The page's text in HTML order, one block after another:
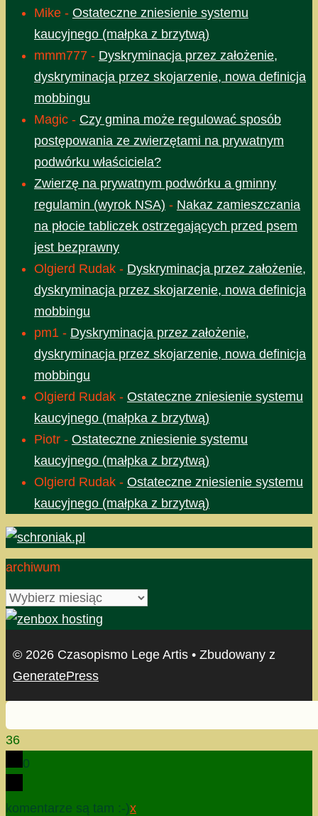
Mike - Ostateczne zniesienie systemu
kaucyjnego (małpka z brzytwą)
mmm777 - Dyskryminacja przez założenie,
dyskryminacja przez skojarzenie, nowa definicja
mobbingu
Magic - Czy gmina może regulować sposób
postępowania ze zwierzętami na prywatnym
podwórku właściciela?
Zwierzę na prywatnym podwórku a gminny
regulamin (wyrok NSA) - Nakaz zamieszczania
na płocie tabliczek ostrzegających przed psem
jest bezprawny
Olgierd Rudak - Dyskryminacja przez założenie,
dyskryminacja przez skojarzenie, nowa definicja
mobbingu
pm1 - Dyskryminacja przez założenie,
dyskryminacja przez skojarzenie, nowa definicja
mobbingu
Olgierd Rudak - Ostateczne zniesienie systemu
kaucyjnego (małpka z brzytwą)
Piotr - Ostateczne zniesienie systemu
kaucyjnego (małpka z brzytwą)
Olgierd Rudak - Ostateczne zniesienie systemu
kaucyjnego (małpka z brzytwą)
archiwum
archiwum
© 2026 Czasopismo Lege Artis • Zbudowany z
GeneratePress
36
0
komentarze są tam :-)x